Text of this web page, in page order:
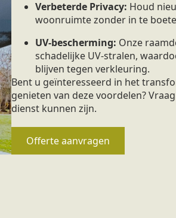
Verbeterde Privacy: Houd
woonruimte zonder in te
UV-bescherming: Onze
schadelijke UV-stralen,
blijven tegen verkleuring.
Bent u geïnteresseerd in het
genieten van deze voordelen?
dienst kunnen zijn.
Offerte aanvragen